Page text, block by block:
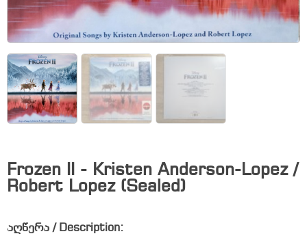
Frozen II - Kristen Anderson-Lopez /
Robert Lopez (Sealed)
აღწერა / Description: